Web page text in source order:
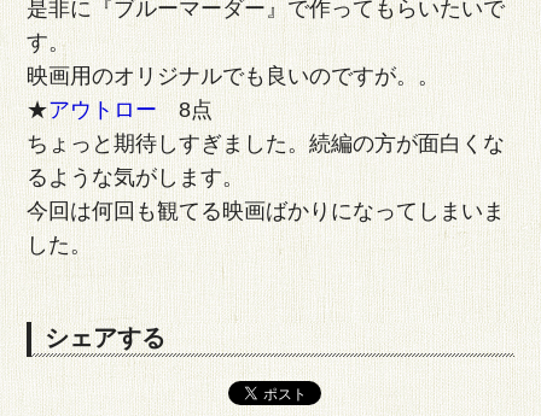
是非に『ブルーマーダー』で作ってもらいたいで
す。
映画用のオリジナルでも良いのですが。。
★アウトロー8点
ちょっと期待しすぎました。続編の方が面白くな
るような気がします。
今回は何回も観てる映画ばかりになってしまいま
した。
シェアする